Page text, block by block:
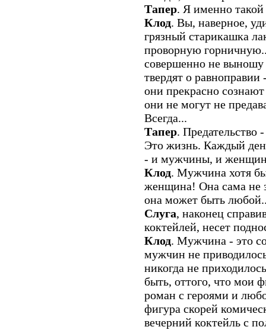
Тапер. Я именно такой
Клод. Вы, наверное,
грязный старикашка
проворную
совершенно не
твердят о
они прекрасно
они не могут не
Всегда...
Тапер. Предательство
Это жизнь. Каждый
- и мужчины, и
Клод. Мужчина хотя
женщина! Она сама не
она может быть
Слуга, наконец
коктейлей, несет
Клод. Мужчина - это
мужчин не
никогда не
быть, оттого, что мои
роман с героями и
фигура скорей
вечерний коктейль с